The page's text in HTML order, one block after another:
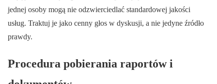
jednej osoby mogą nie odzwierciedlać standardowej jakości
usług. Traktuj je jako cenny głos w dyskusji, a nie jedyne źródło
prawdy.
Procedura pobierania raportów i